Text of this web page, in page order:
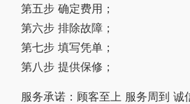
第五步 确定费用；
第六步 排除故障；
第七步 填写凭单；
第八步 提供保修；
服务承诺：顾客至上 服务周到 诚